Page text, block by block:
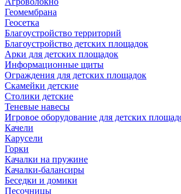
Геомембрана
Геосетка
Благоустройство территорий
Благоустройство детских площадок
Арки для детских площадок
Информационные щиты
Ограждения для детских площадок
Скамейки детские
Столики детские
Теневые навесы
Игровое оборудование для детских
Качели
Карусели
Горки
Качалки на пружине
Качалки-балансиры
Беседки и домики
Песочницы